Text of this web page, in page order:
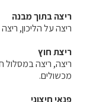
ריצה בתוך מבנה
ריצה על הליכון,
ריצת חוץ
ריצה, ריצה במסלול
מכשולים.
פנאי חיצוני